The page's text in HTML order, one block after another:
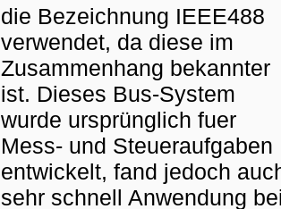
die Bezeichnung IEEE488
verwendet, da diese im
Zusammenhang bekannter
ist. Dieses Bus-System
wurde ursprünglich fuer
Mess- und Steueraufgaben
entwickelt, fand jedoch
sehr schnell Anwendung